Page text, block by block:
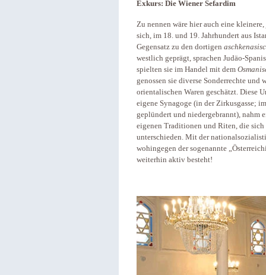
Exkurs: Die Wiener Sefardim
Zu nennen wäre hier auch eine
sich, im 18. und 19. Jahrhundert aus
Gegensatz zu den dortigen
westlich geprägt, sprachen Judäo-
spielten sie im Handel mit dem
genossen sie diverse Sonderrechte
orientalischen Waren geschätzt. Diese
eigene Synagoge (in der Zirkusgasse;
geplündert und niedergebrannt), nahm
eigenen Traditionen und Riten, die
unterschieden. Mit der
wohingegen der sogenannte
weiterhin aktiv besteht!